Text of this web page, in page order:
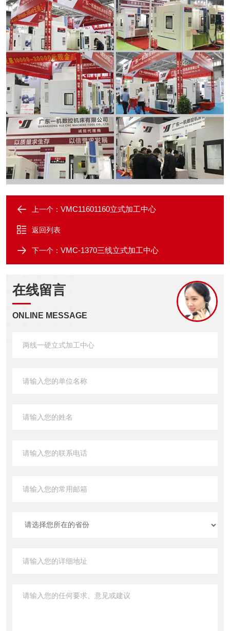
上一个： VMC11601160立式加工中心
返回列表
下一个： VMC-1370三线立式加工中心
在线留言
ONLINE MESSAGE